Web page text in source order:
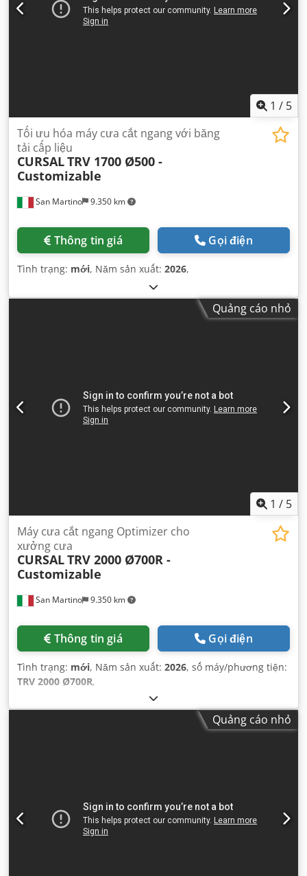
1 / 5
San Martino 9.350 km
Tối ưu hóa máy cưa cắt ngang với băng
tải cấp liệu
CURSALTRV 1700 Ø500 -
Customizable
Thông tin giá Gọi điện
Tình trạng: mới, Năm sản xuất: 2026,
Quảng cáo nhỏ
1 / 5
San Martino 9.350 km
Máy cưa cắt ngang Optimizer cho
xưởng cưa
CURSALTRV 2000 Ø700R -
Customizable
Thông tin giá Gọi điện
Tình trạng: mới, Năm sản xuất: 2026, số máy/phương tiện:
TRV 2000 Ø700R,
Quảng cáo nhỏ